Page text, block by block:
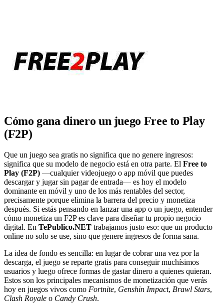
Cómo gana dinero un juego Free to Play
(F2P)
Que un juego sea gratis no significa que no genere ingresos:
significa que su modelo de negocio está en otra parte. El Free to
Play (F2P) —cualquier videojuego o app móvil que puedes
descargar y jugar sin pagar de entrada— es hoy el modelo
dominante en móvil y uno de los más rentables del sector,
precisamente porque elimina la barrera del precio y monetiza
después. Si estás pensando en lanzar una app o un juego, entender
cómo monetiza un F2P es clave para diseñar tu propio negocio
digital. En TePublico.NET trabajamos justo eso: que un producto
online no solo se use, sino que genere ingresos de forma sana.
La idea de fondo es sencilla: en lugar de cobrar una vez por la
descarga, el juego se reparte gratis para conseguir muchísimos
usuarios y luego ofrece formas de gastar dinero a quienes quieran.
Estos son los principales mecanismos de monetización que verás
hoy en juegos vivos como Fortnite, Genshin Impact, Brawl Stars,
Clash Royale o Candy Crush.